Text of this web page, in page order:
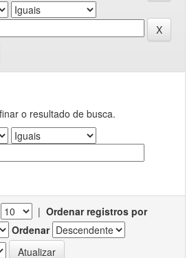
o resultado de busca.
| Ordenar registros por
Ordenar